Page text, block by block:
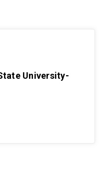
University-